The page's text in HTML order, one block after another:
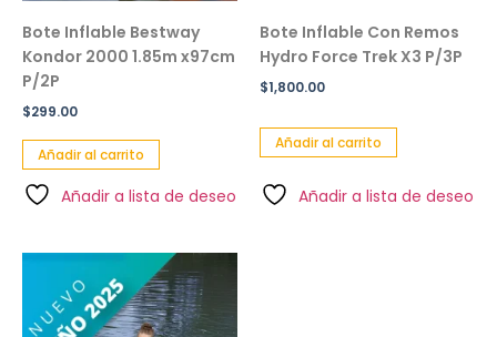
Bote Inflable Bestway
Kondor 2000 1.85m x97cm
P/2P
$299.00
Añadir al carrito
Añadir a lista de deseo
Bote Inflable Con Remos
Hydro Force Trek X3 P/3P
$1,800.00
Añadir al carrito
Añadir a lista de deseo